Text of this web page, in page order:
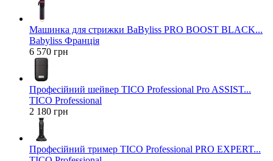
Машинка для стрижки BaByliss PRO BOOST BLACK...
Babyliss Франція
6 570 грн
Професійний шейвер TICO Professional Pro ASSIST...
TICO Professional
2 180 грн
Професійний тример TICO Professional PRO EXPERT...